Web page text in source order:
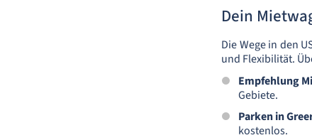
Dein
Die Wege in den
und Flexibilität.
Empfehlung
Gebiete.
Parken in
kostenlos.